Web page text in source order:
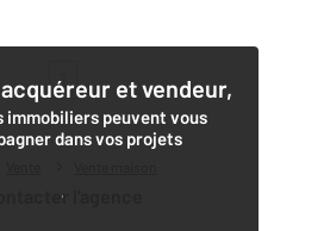
et vendeur,
immobiliers peuvent vous
dans vos projets
Contacter l'agence
1